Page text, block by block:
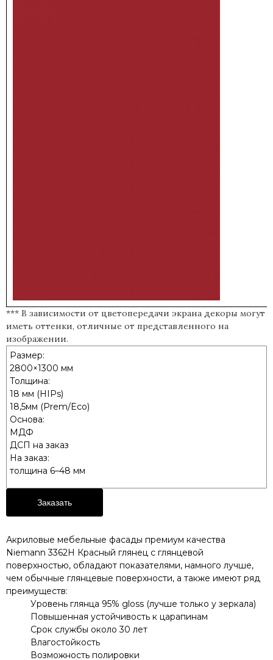
*** В зависимости от цветопередачи экрана декоры могут
иметь оттенки, отличные от представленного на
изображении.
Размер:
2800×1300 мм
Толщина:
18 мм (HIPs)
18,5мм (Prem/Eco)
Основа:
МДФ
ДСП на заказ
На заказ:
толщина 6–48 мм
Заказать
Акриловые мебельные фасады премиум качества
Niemann 3362H Красный глянец с глянцевой
поверхностью, обладают показателями, намного лучше,
чем обычные глянцевые поверхности, а также имеют ряд
преимуществ:
Уровень глянца 95% gloss (лучше только у зеркала)
Повышенная устойчивость к царапинам
Срок службы около 30 лет
Влагостойкость
Возможность полировки